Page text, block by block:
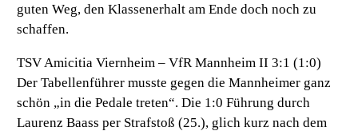
guten Weg, den Klassenerhalt am Ende doch noch zu
schaffen.
TSV Amicitia Viernheim – VfR Mannheim II 3:1 (1:0)
Der Tabellenführer musste gegen die Mannheimer ganz
schön „in die Pedale treten“. Die 1:0 Führung durch
Laurenz Baass per Strafstoß (25.), glich kurz nach dem